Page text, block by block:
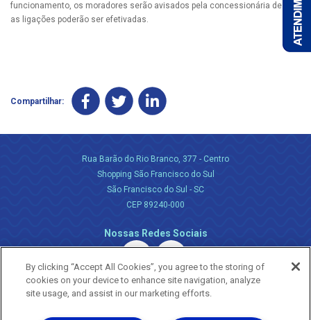
funcionamento, os moradores serão avisados pela concessionária de que
as ligações poderão ser efetivadas.
Compartilhar:
Rua Barão do Rio Branco, 377 - Centro
Shopping São Francisco do Sul
São Francisco do Sul - SC
CEP 89240-000
Nossas Redes Sociais
By clicking “Accept All Cookies”, you agree to the storing of
cookies on your device to enhance site navigation, analyze
site usage, and assist in our marketing efforts.